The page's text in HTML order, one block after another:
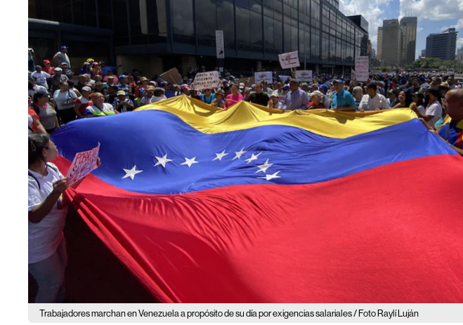
Trabajadores marchan en Venezuela a propósito de su día por exigencias salariales / Foto Raylí Luján